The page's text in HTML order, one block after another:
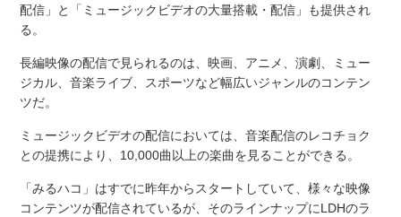
配信」と「ミュージックビデオの大量搭載・配信」も提供され
る。
長編映像の配信で見られるのは、映画、アニメ、演劇、ミュー
ジカル、音楽ライブ、スポーツなど幅広いジャンルのコンテン
ツだ。
ミュージックビデオの配信においては、音楽配信のレコチョク
との提携により、10,000曲以上の楽曲を見ることができる。
「みるハコ」はすでに昨年からスタートしていて、様々な映像
コンテンツが配信されているが、そのラインナップにLDHのラ